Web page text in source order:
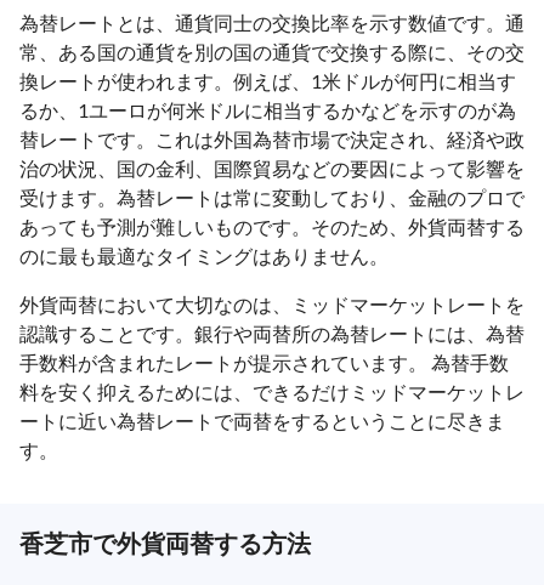
為替レートとは、通貨同士の交換比率を示す数値です。通
常、ある国の通貨を別の国の通貨で交換する際に、その交
換レートが使われます。例えば、1米ドルが何円に相当す
るか、1ユーロが何米ドルに相当するかなどを示すのが為
替レートです。これは外国為替市場で決定され、経済や政
治の状況、国の金利、国際貿易などの要因によって影響を
受けます。為替レートは常に変動しており、金融のプロで
あっても予測が難しいものです。そのため、外貨両替する
のに最も最適なタイミングはありません。
外貨両替において大切なのは、ミッドマーケットレートを
認識することです。銀行や両替所の為替レートには、為替
手数料が含まれたレートが提示されています。 為替手数
料を安く抑えるためには、できるだけミッドマーケットレ
ートに近い為替レートで両替をするということに尽きま
す。
香芝市で外貨両替する方法